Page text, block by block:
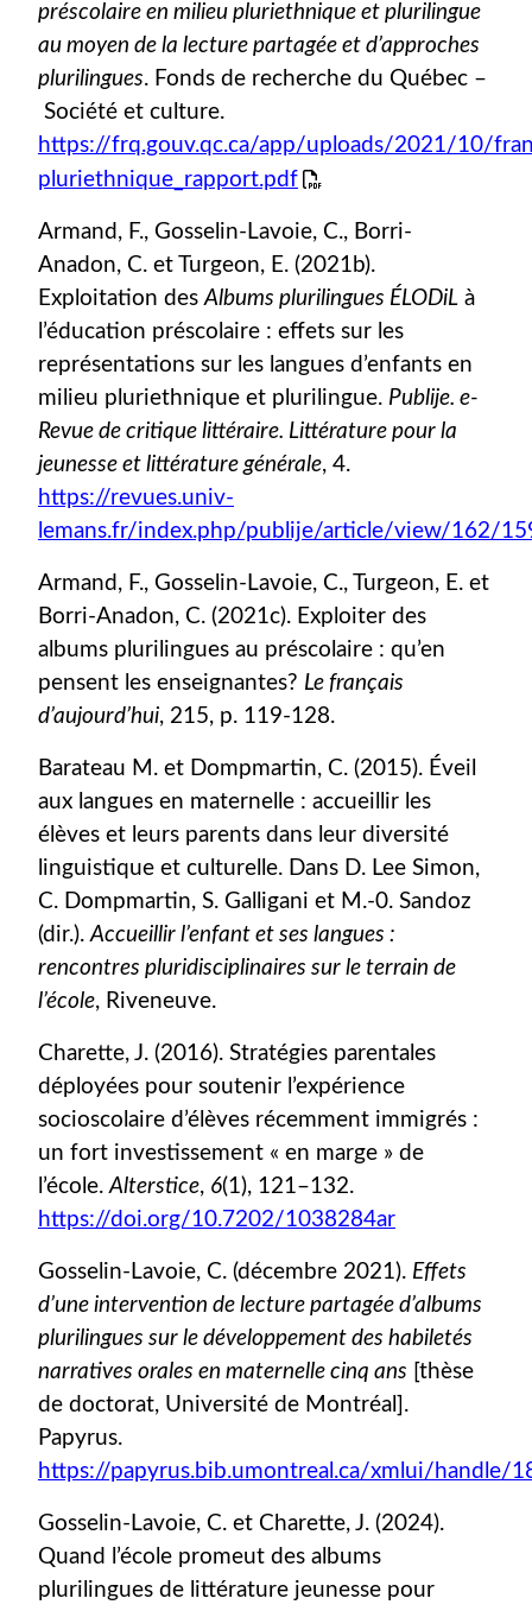
préscolaire en milieu pluriethnique et plurilingue
au moyen de la lecture partagée et d’approches
plurilingues. Fonds de recherche du Québec –
Société et culture.
https://frq.gouv.qc.ca/app/uploads/2021/10/
pluriethnique_rapport.pdf
Armand, F., Gosselin-Lavoie, C., Borri-
Anadon, C. et Turgeon, E. (2021b).
Exploitation desAlbums plurilingues ÉLODiL à
l’éducation préscolaire : effets sur les
représentations sur les langues d’enfants en
milieu pluriethnique et plurilingue. Publije. e-
Revue de critique littéraire. Littérature pour la
jeunesse et littérature générale, 4.
https://revues.univ-
lemans.fr/index.php/publije/article/view/162/
Armand, F., Gosselin-Lavoie, C., Turgeon, E. et
Borri-Anadon, C. (2021c). Exploiter des
albums plurilingues au préscolaire : qu’en
pensent les enseignantes? Le français
d’aujourd’hui, 215, p. 119-128.
Barateau M. et Dompmartin, C. (2015). Éveil
aux langues en maternelle : accueillir les
élèves et leurs parents dans leur diversité
linguistique et culturelle. Dans D. Lee Simon,
C. Dompmartin, S. Galligani et M.-0. Sandoz
(dir.).Accueillir l’enfant et ses langues :
rencontres pluridisciplinaires sur le terrain de
l’école, Riveneuve.
Charette, J. (2016). Stratégies parentales
déployées pour soutenir l’expérience
socioscolaire d’élèves récemment immigrés :
un fort investissement « en marge » de
l’école.Alterstice, 6(1), 121–132.
https://doi.org/10.7202/1038284ar
Gosselin-Lavoie, C. (décembre 2021). Effets
d’une intervention de lecture partagée d’albums
plurilingues sur le développement des habiletés
narratives orales en maternelle cinq ans [thèse
de doctorat, Université de Montréal].
Papyrus.
https://papyrus.bib.umontreal.ca/xmlui/handle/
Gosselin-Lavoie, C. et Charette, J. (2024).
Quand l’école promeut des albums
plurilingues de littérature jeunesse pour